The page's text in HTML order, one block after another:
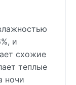
и
схожие
теплые
ночи